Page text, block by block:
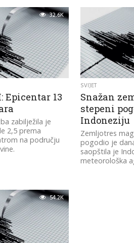
32.6K
Epicentar 13
zabilježila je
2,5 prema
na području
SVIJET
Snažan
stepeni
Indoneziju
Zemljotres
pogodio je
saopštila je
meteorološka
54.2K